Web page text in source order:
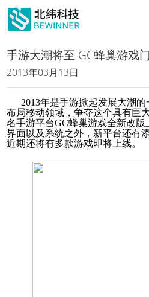
手游大潮将至 GC蜂巢游戏
2013年03月13日
2013年是手游掀起发展大潮的
布局移动领域，争夺这个具有巨
名手游平台GC蜂巢游戏全新改
界面以及系统之外，新平台还有
近期还将有多款游戏即将上线。